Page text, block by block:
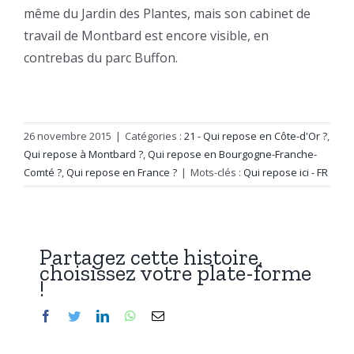
même du Jardin des Plantes, mais son cabinet de
travail de Montbard est encore visible, en
contrebas du parc Buffon.
26 novembre 2015 | Catégories : 21 - Qui repose en Côte-d'Or ?,
Qui repose à Montbard ?,Qui repose en Bourgogne-Franche-
Comté ?,Qui repose en France ? | Mots-clés : Qui repose ici - FR
Partagez cette histoire,
choisissez votre plate-forme
!
Facebook
TwitterLinkedInWhatsApp
Email